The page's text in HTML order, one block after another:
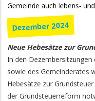
Gemeinde auch lebens-
Dezember 2024
Neue Hebesätze zur
In den Dezembersitzungen
sowie des Gemeinderates
Hebesätze zur
der Grundsteuerreform